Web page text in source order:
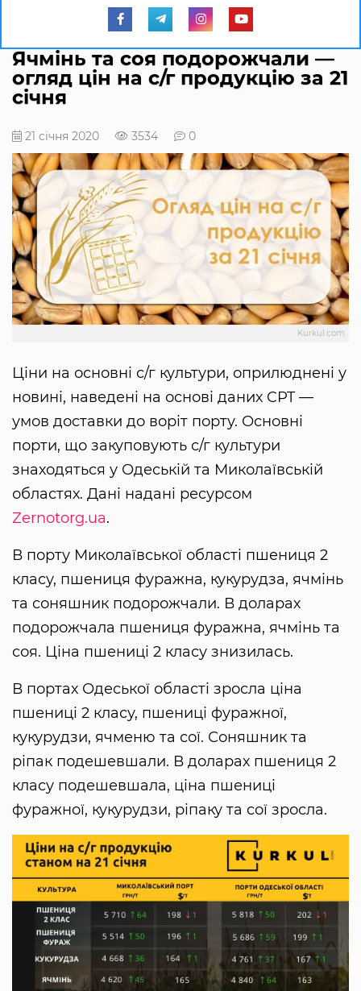
Ячмінь та соя подорожчали —
огляд цін на с/г продукцію за 21
січня
21 січня 2020 3534 0
Kurkul.com
Ціни на основні с/г культури, оприлюднені у
новині, наведені на основі даних CPT —
умов доставки до воріт порту. Основні
порти, що закуповують с/г культури
знаходяться у Одеській та Миколаївській
областях. Дані надані ресурсом
Zernotorg.ua.
В порту Миколаївської області пшениця 2
класу, пшениця фуражна, кукурудза, ячмінь
та соняшник подорожчали. В доларах
подорожчала пшениця фуражна, ячмінь та
соя. Ціна пшениці 2 класу знизилась.
В портах Одеської області зросла ціна
пшениці 2 класу, пшениці фуражної,
кукурудзи, ячменю та сої. Соняшник та
ріпак подешевшали. В доларах пшениця 2
класу подешевшала, ціна пшениці
фуражної, кукурудзи, ріпаку та сої зросла.